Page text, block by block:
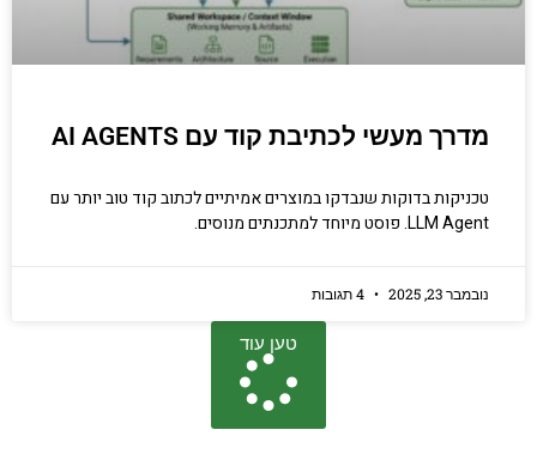
מדרך מעשי לכתיבת קוד עם AI AGENTS
טכניקות בדוקות שנבדקו במוצרים אמיתיים לכתוב קוד טוב יותר עם
LLM Agent. פוסט מיוחד למתכנתים מנוסים.
נובמבר 23, 2025
טען עוד